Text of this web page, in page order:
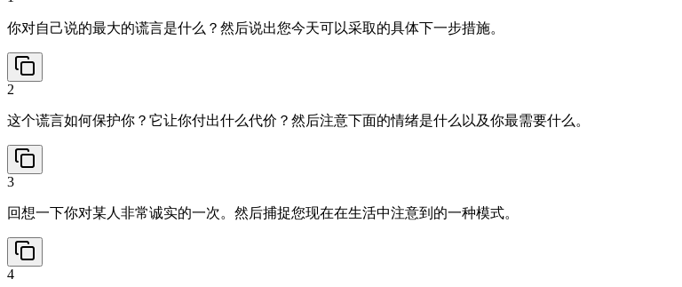
你对自己说的最大的谎言是什么？然后说出您今天可以采取的具体下一步措施。
2
这个谎言如何保护你？它让你付出什么代价？然后注意下面的情绪是什么以及你最需要什么。
3
回想一下你对某人非常诚实的一次。然后捕捉您现在在生活中注意到的一种模式。
4